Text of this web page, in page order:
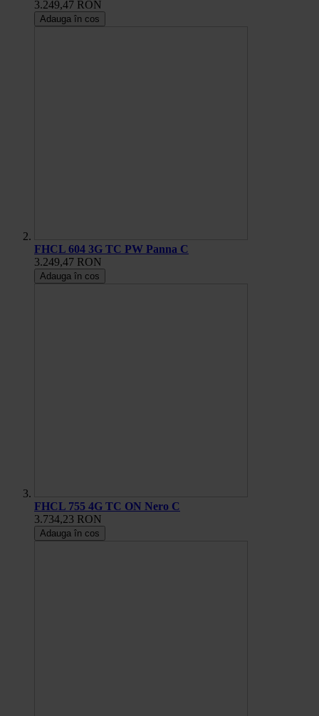
3.249,47 RON
Adauga în cos
FHCL 604 3G TC PW Panna C
3.249,47 RON
Adauga în cos
FHCL 755 4G TC ON Nero C
3.734,23 RON
Adauga în cos